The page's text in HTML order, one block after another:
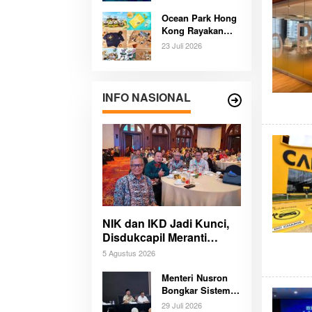
Budaya dan Alam
Tak Terlupakan
Bersama
Ocean Park Hong
Kong Rayakan
Ulang Tahun
Pulang Mobil
Listrik Mewah
23 Juli 2026
INFO NASIONAL
NIK dan IKD Jadi Kunci,
Disdukcapil Meranti
Percepat Revolusi
5 Agustus 2026
Menteri Nusron
Bongkar Sistem
Karier Baru
29 Juli 2026